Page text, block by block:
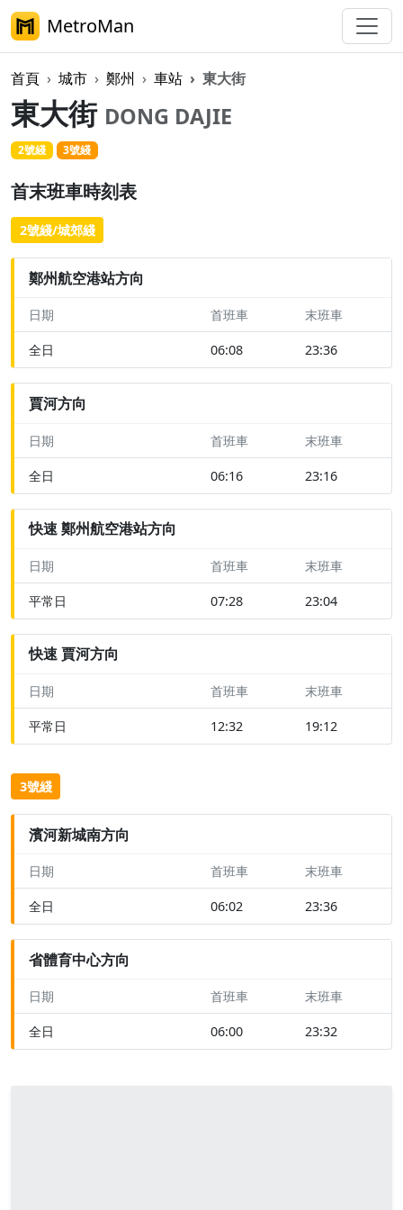
MetroMan
首頁 城市 鄭州 車站 東大街
東大街 DONG DAJIE
2號綫 3號綫
首末班車時刻表
2號綫/城郊綫
鄭州航空港站方向
日期 首班車 末班車
全日 06:08 23:36
賈河方向
日期 首班車 末班車
全日 06:16 23:16
快速 鄭州航空港站方向
日期 首班車 末班車
平常日 07:28 23:04
快速 賈河方向
日期 首班車 末班車
平常日 12:32 19:12
3號綫
濱河新城南方向
日期 首班車 末班車
全日 06:02 23:36
省體育中心方向
日期 首班車 末班車
全日 06:00 23:32